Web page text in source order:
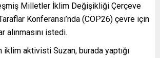
Milletler İklim Değişikliği Çerçeve
Konferansı’nda (COP26) çevre için
alınmasını istedi.
aktivisti Suzan, burada yaptığı